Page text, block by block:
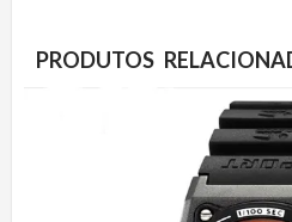
PRODUTOS